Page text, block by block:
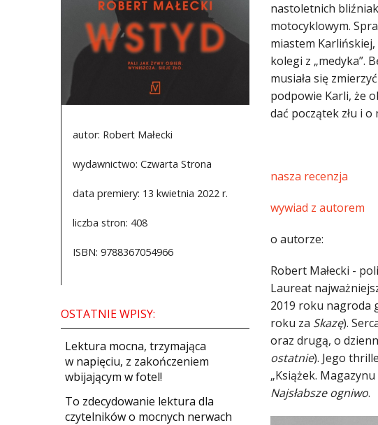
autor: Robert Małecki
wydawnictwo: Czwarta Strona
data premiery: 13 kwietnia 2022 r.
liczba stron: 408
ISBN: 9788367054966
OSTATNIE WPISY:
​Lektura mocna, trzymająca
w napięciu, z zakończeniem
wbijającym w fotel!
​To zdecydowanie lektura dla
czytelników o mocnych nerwach
nastoletnich
motocyklowym.
miastem
kolegi z „medyka”.
musiała się
podpowie Karli, że
dać początek złu i
nasza recenzja
wywiad z autorem
o autorze:
Robert Małecki -
Laureat
2019 roku nagroda
roku za Skazę).
oraz drugą, o
ostatnie). Jego
„Książek.
Najsłabsze ogniwo.